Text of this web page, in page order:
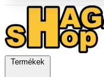
Termékek